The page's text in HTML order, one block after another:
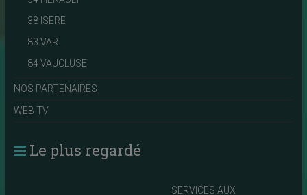
38 ISERE
83 VAR
84 VAUCLUSE
NOS PARTENAIRES
WEB TV
Le plus regardé
SERVICES AUX